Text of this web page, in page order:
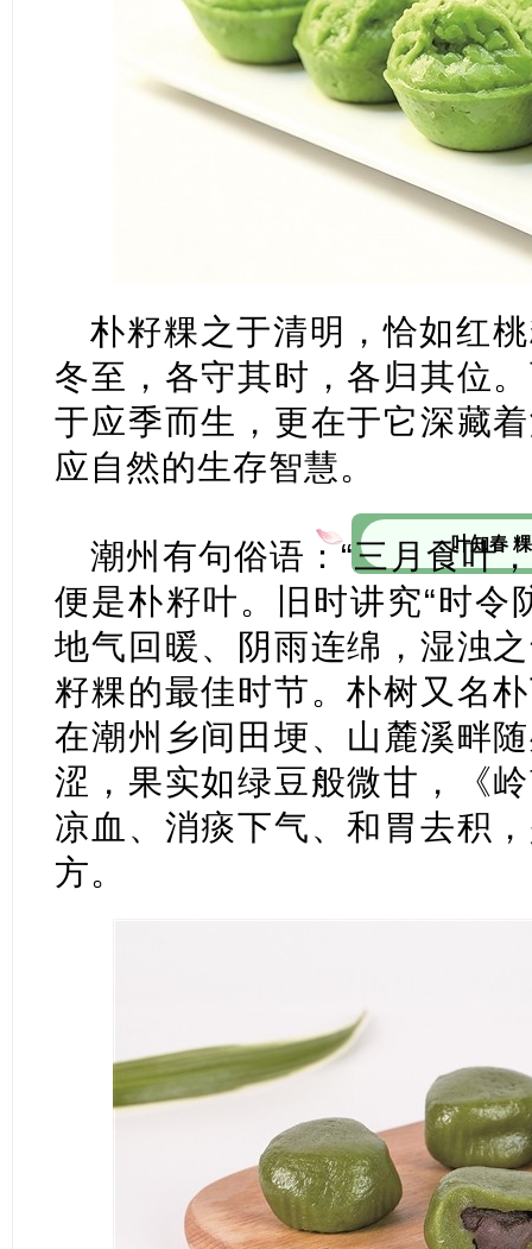
朴籽粿之于清明，恰如红
冬至，各守其时，各归其位
于应季而生，更在于它深藏
应自然的生存智慧。
一叶知春
潮州有句俗语：“三月食叶
便是朴籽叶。旧时讲究“时令
地气回暖、阴雨连绵，湿浊
籽粿的最佳时节。朴树又名
在潮州乡间田埂、山麓溪畔
涩，果实如绿豆般微甘，《
凉血、消痰下气、和胃去积
方。